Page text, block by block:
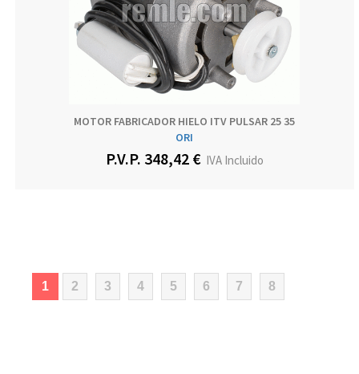
MOTOR FABRICADOR HIELO ITV PULSAR 25 35
ORI
P.V.P. 348,42 €IVA Incluido
1 (current)
2 3 4 5 6 7 8